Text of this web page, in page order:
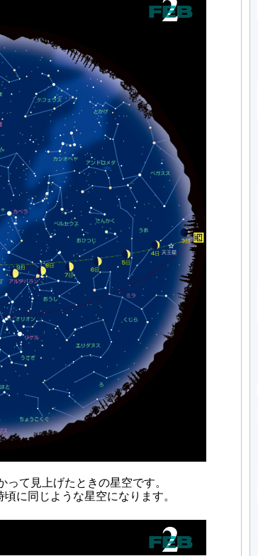
って見上げたときの星空です。
に同じような星空になります。